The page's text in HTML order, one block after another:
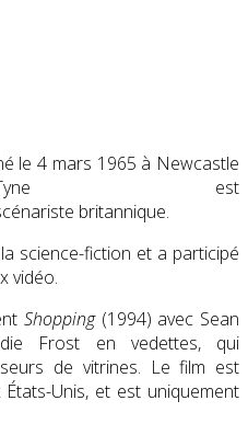
le4 mars 1965 à Newcastle
est
britannique.
science-fiction et a participé
vidéo.
Shopping(1994) avec Sean
Frost en vedettes, qui
de vitrines. Le film est
Unis, et est uniquement